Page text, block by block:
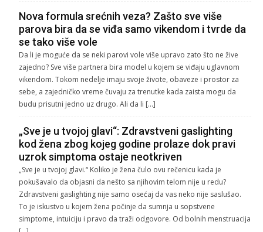
Nova formula srećnih veza? Zašto sve više
parova bira da se viđa samo vikendom i tvrde da
se tako više vole
Da li je moguće da se neki parovi vole više upravo zato što ne žive
zajedno? Sve više partnera bira model u kojem se viđaju uglavnom
vikendom. Tokom nedelje imaju svoje živote, obaveze i prostor za
sebe, a zajedničko vreme čuvaju za trenutke kada zaista mogu da
budu prisutni jedno uz drugo. Ali da li […]
„Sve je u tvojoj glavi“: Zdravstveni gaslighting
kod žena zbog kojeg godine prolaze dok pravi
uzrok simptoma ostaje neotkriven
„Sve je u tvojoj glavi.“ Koliko je žena čulo ovu rečenicu kada je
pokušavalo da objasni da nešto sa njihovim telom nije u redu?
Zdravstveni gaslighting nije samo osećaj da vas neko nije saslušao.
To je iskustvo u kojem žena počinje da sumnja u sopstvene
simptome, intuiciju i pravo da traži odgovore. Od bolnih menstruacija